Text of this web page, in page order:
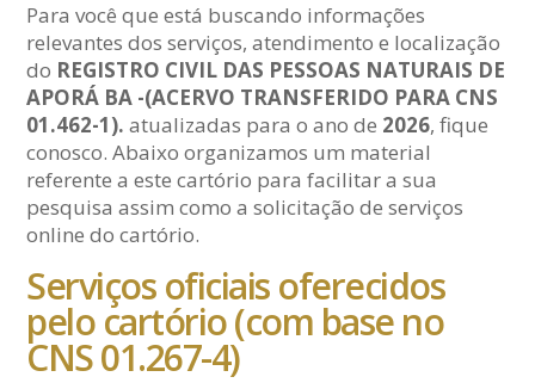
Para você que está buscando informações
relevantes dos serviços, atendimento e localização
do REGISTRO CIVIL DAS PESSOAS NATURAIS DE
APORÁ BA -(ACERVO TRANSFERIDO PARA CNS
01.462-1). atualizadas para o ano de 2026, fique
conosco. Abaixo organizamos um material
referente a este cartório para facilitar a sua
pesquisa assim como a solicitação de serviços
online do cartório.
Serviços oficiais oferecidos
pelo cartório (com base no
CNS 01.267-4)